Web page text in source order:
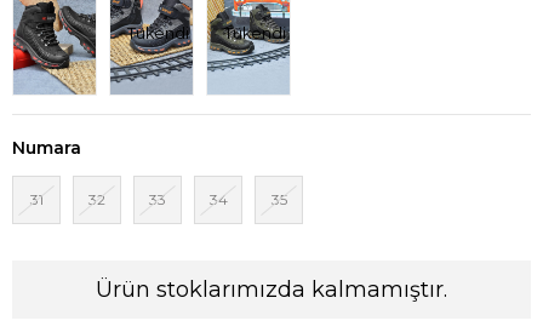
Tükendi Tükendi
Numara
31 32 33 34 35
Ürün stoklarımızda kalmamıştır.